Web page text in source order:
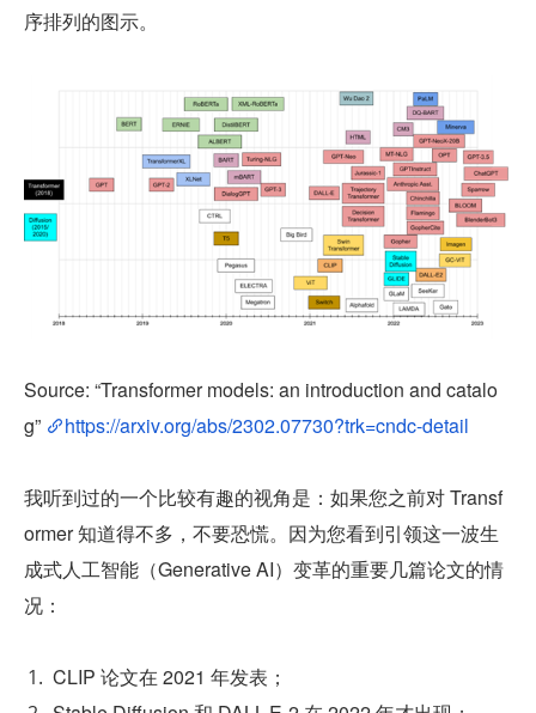
序排列的图示。
Source: “Transformer models: an introduction and catalo
g”
https://arxiv.org/abs/2302.07730?trk=cndc-detail
我听到过的一个比较有趣的视角是：如果您之前对 Transf
ormer 知道得不多，不要恐慌。因为您看到引领这一波生
成式人工智能（Generative AI）变革的重要几篇论文的情
况：
CLIP 论文在 2021 年发表；